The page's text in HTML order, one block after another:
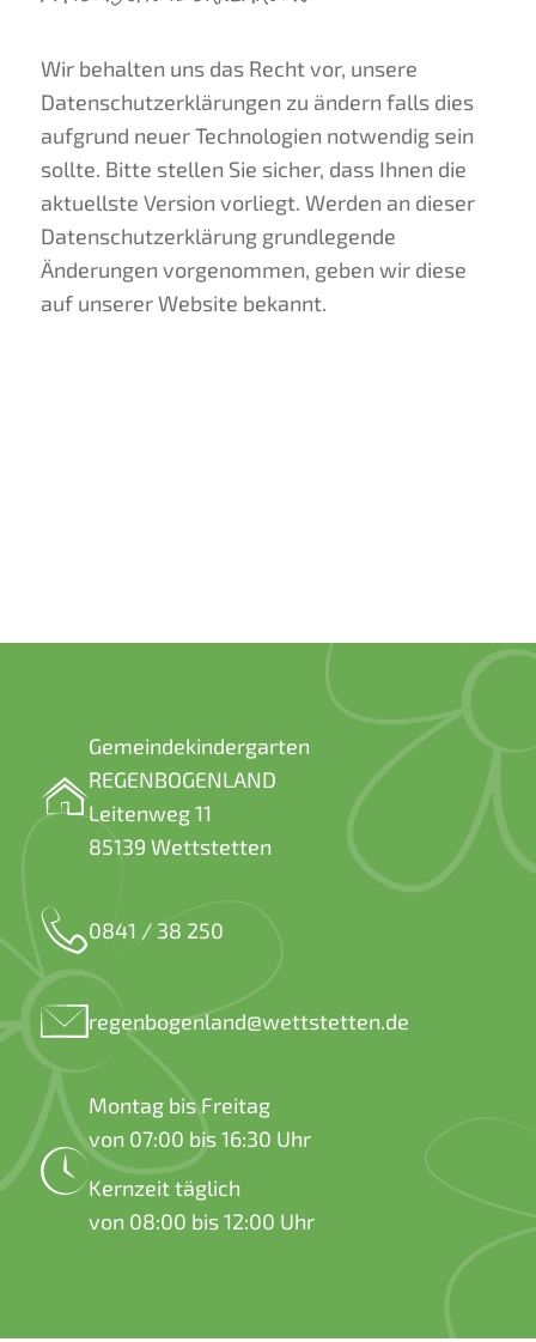
Wir behalten uns das Recht vor, unsere
Datenschutzerklärungen zu ändern falls dies
aufgrund neuer Technologien notwendig sein
sollte. Bitte stellen Sie sicher, dass Ihnen die
aktuellste Version vorliegt. Werden an dieser
Datenschutzerklärung grundlegende
Änderungen vorgenommen, geben wir diese
auf unserer Website bekannt.
Gemeindekindergarten
REGENBOGENLAND
Leitenweg 11
85139 Wettstetten
0841 / 38 250
regenbogenland@wettstetten.de
Montag bis Freitag
von 07:00 bis 16:30 Uhr
Kernzeit täglich
von 08:00 bis 12:00 Uhr